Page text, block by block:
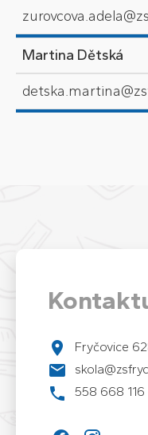
Martina Dětská
Fryčovice
558 668